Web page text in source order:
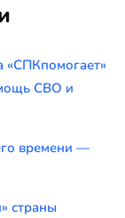
«СПКпомогает»
СВО и
времени —
страны